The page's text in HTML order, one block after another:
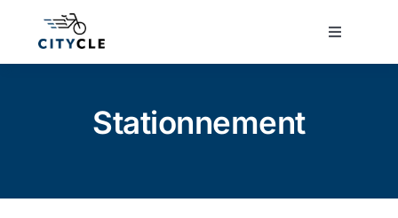
Toggle
Cyclisme urbain
Vélos de ville
Stationnement